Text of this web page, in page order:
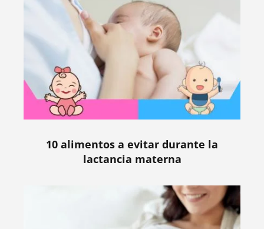
10 alimentos a evitar durante la
lactancia materna